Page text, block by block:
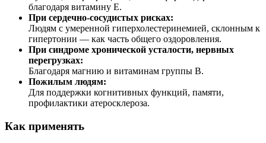
благодаря витамину E.
При сердечно-сосудистых рисках:
Людям с умеренной гиперхолестеринемией, склонным к
гипертонии — как часть общего оздоровления.
При синдроме хронической усталости, нервных
перегрузках:
Благодаря магнию и витаминам группы B.
Пожилым людям:
Для поддержки когнитивных функций, памяти,
профилактики атеросклероза.
Как применять